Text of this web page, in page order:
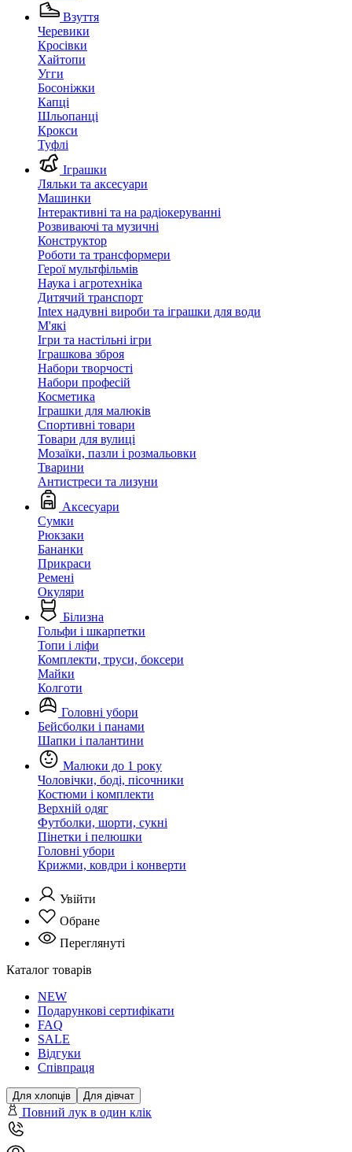
Взуття
Черевики
Кросівки
Хайтопи
Угги
Босоніжки
Капці
Шльопанці
Крокси
Туфлі
Іграшки
Ляльки та аксесуари
Машинки
Інтерактивні та на радіокеруванні
Розвиваючі та музичні
Конструктор
Роботи та трансформери
Герої мультфільмів
Наука і агротехніка
Дитячий транспорт
Intex надувні вироби та іграшки для води
М'які
Ігри та настільні ігри
Іграшкова зброя
Набори творчості
Набори професій
Косметика
Іграшки для малюків
Спортивні товари
Товари для вулиці
Мозаїки, пазли і розмальовки
Тварини
Антистреси та лизуни
Аксесуари
Сумки
Рюкзаки
Бананки
Прикраси
Ремені
Окуляри
Білизна
Гольфи і шкарпетки
Топи і ліфи
Комплекти, труси, боксери
Майки
Колготи
Головні убори
Бейсболки і панами
Шапки і палантини
Малюки до 1 року
Чоловічки, боді, пісочники
Костюми і комплекти
Верхній одяг
Футболки, шорти, сукні
Пінетки і пелюшки
Головні убори
Крижми, ковдри і конверти
Увійти
Обране
Переглянуті
Каталог товарів
NEW
Подарункові сертифікати
FAQ
SALE
Відгуки
Співпраця
Для хлопців Для дівчат
Повний лук в один клік